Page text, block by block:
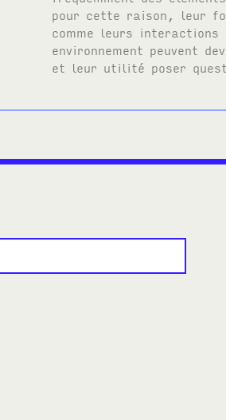
pour cette raison, leur
comme leurs interactions
environnement peuvent
et leur utilité poser